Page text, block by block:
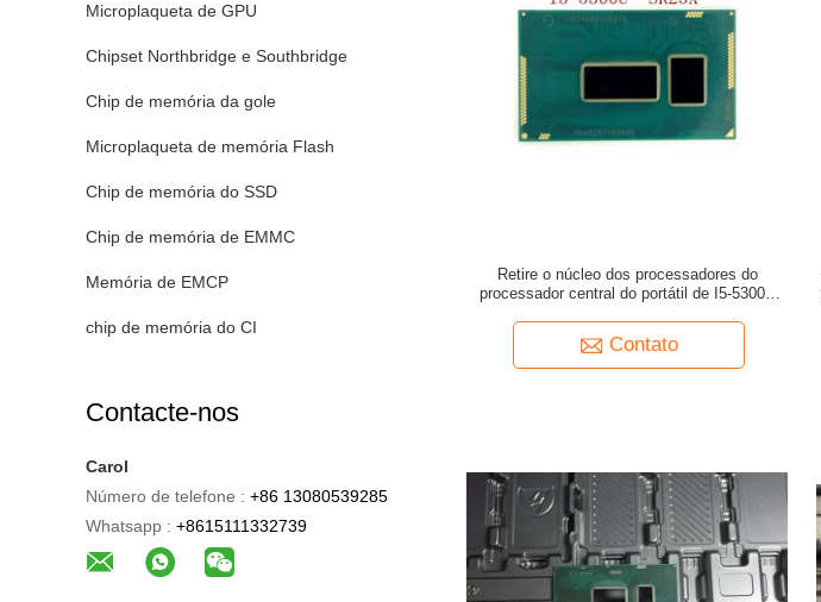
Microplaqueta de GPU
Chipset Northbridge e Southbridge
Chip de memória da gole
Microplaqueta de memória Flash
Chip de memória do SSD
Chip de memória de EMMC
Memória de EMCP
chip de memória do CI
Contacte-nos
Carol
Número de telefone : +86 13080539285
Whatsapp : +8615111332739
Retire o núcleo dos processadores do
processador central do portátil de I5-5300U
Contato